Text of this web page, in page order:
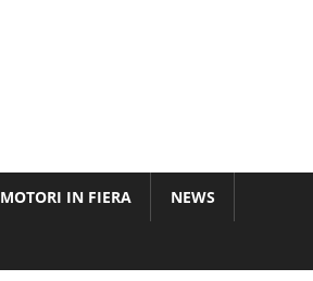
MOTORI IN FIERA NEWS